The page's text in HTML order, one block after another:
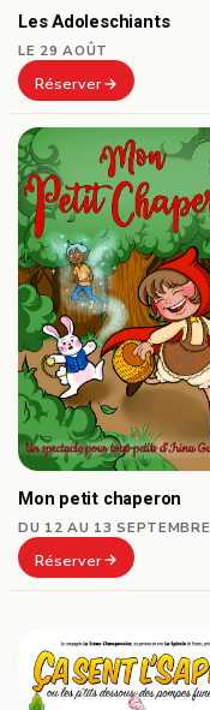
Les Adoleschiants
LE 29 AOÛT
Réserver
Mon petit chaperon
DU 12 AU 13 SEPTEMBRE
Réserver